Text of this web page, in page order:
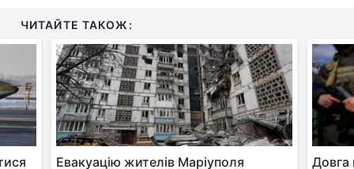
ЧИТАЙТЕ ТАКОЖ:
Евакуацію жителів Маріуполя
Довга